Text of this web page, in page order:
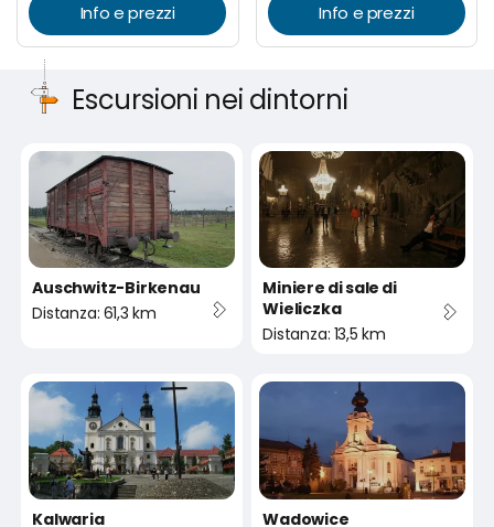
Info e prezzi Info e prezzi
Escursioni nei dintorni
Auschwitz-Birkenau
Distanza: 61,3 km
Miniere di sale di
Wieliczka
Distanza: 13,5 km
Kalwaria
Wadowice